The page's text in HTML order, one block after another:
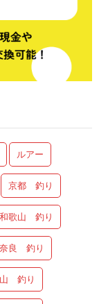
ルアー
京都 釣り
和歌山 釣り
奈良 釣り
釣り